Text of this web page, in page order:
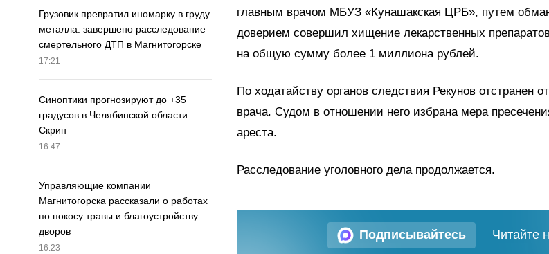
Грузовик превратил иномарку в груду
металла: завершено расследование
смертельного ДТП в Магнитогорске
17:21
Синоптики прогнозируют до +35
градусов в Челябинской области.
Скрин
16:47
Управляющие компании
Магнитогорска рассказали о работах
по покосу травы и благоустройству
дворов
16:23
главным врачом МБУЗ «Кунашакская ЦРБ», путем
доверием совершил хищение лекарственных
на общую сумму более 1 миллиона рублей.
По ходатайству органов следствия Рекунов отстранен
врача. Судом в отношении него избрана мера
ареста.
Расследование уголовного дела продолжается.
Подписывайтесь Читайте